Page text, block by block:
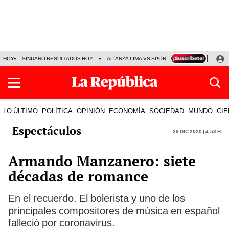
HOY SINUANO RESULTADOS HOY ALIANZA LIMA VS SPORT BOYS JORGE
LO ÚLTIMO POLÍTICA OPINIÓN ECONOMÍA SOCIEDAD MUNDO
Espectáculos 29 Dic 2020 | 4:53 h
Armando Manzanero: siete
décadas de romance
En el recuerdo. El bolerista y uno de los
principales compositores de música en español
falleció por coronavirus.